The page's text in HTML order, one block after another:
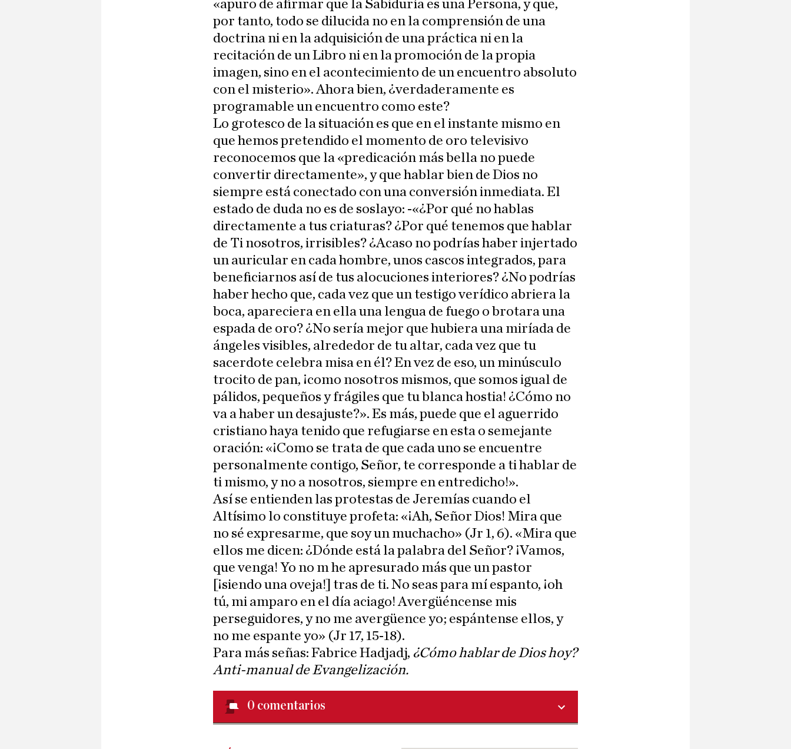
«apuro de afirmar que la Sabiduría es una Persona, y que,
por tanto, todo se dilucida no en la comprensión de una
doctrina ni en la adquisición de una práctica ni en la
recitación de un Libro ni en la promoción de la propia
imagen, sino en el acontecimiento de un encuentro absoluto
con el misterio». Ahora bien, ¿verdaderamente es
programable un encuentro como este?
Lo grotesco de la situación es que en el instante mismo en
que hemos pretendido el momento de oro televisivo
reconocemos que la «predicación más bella no puede
convertir directamente», y que hablar bien de Dios no
siempre está conectado con una conversión inmediata. El
estado de duda no es de soslayo: -«¿Por qué no hablas
directamente a tus criaturas? ¿Por qué tenemos que hablar
de Ti nosotros, irrisibles? ¿Acaso no podrías haber injertado
un auricular en cada hombre, unos cascos integrados, para
beneficiarnos así de tus alocuciones interiores? ¿No podrías
haber hecho que, cada vez que un testigo verídico abriera la
boca, apareciera en ella una lengua de fuego o brotara una
espada de oro? ¿No sería mejor que hubiera una miríada de
ángeles visibles, alrededor de tu altar, cada vez que tu
sacerdote celebra misa en él? En vez de eso, un minúsculo
trocito de pan, ¡como nosotros mismos, que somos igual de
pálidos, pequeños y frágiles que tu blanca hostia! ¿Cómo no
va a haber un desajuste?». Es más, puede que el aguerrido
cristiano haya tenido que refugiarse en esta o semejante
oración: «¡Como se trata de que cada uno se encuentre
personalmente contigo, Señor, te corresponde a ti hablar de
ti mismo, y no a nosotros, siempre en entredicho!».
Así se entienden las protestas de Jeremías cuando el
Altísimo lo constituye profeta: «¡Ah, Señor Dios! Mira que
no sé expresarme, que soy un muchacho» (Jr 1, 6). «Mira que
ellos me dicen: ¿Dónde está la palabra del Señor? ¡Vamos,
que venga! Yo no m he apresurado más que un pastor
[¡siendo una oveja!] tras de ti. No seas para mí espanto, ¡oh
tú, mi amparo en el día aciago! Avergüéncense mis
perseguidores, y no me avergüence yo; espántense ellos, y
no me espante yo» (Jr 17, 15-18).
Para más señas: Fabrice Hadjadj, ¿Cómo hablar de Dios hoy?
Anti-manual de Evangelización.
0 comentarios